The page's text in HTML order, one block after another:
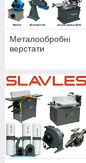
Металообробні
верстати